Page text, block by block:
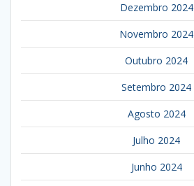
Dezembro 2024
Novembro 2024
Outubro 2024
Setembro 2024
Agosto 2024
Julho 2024
Junho 2024